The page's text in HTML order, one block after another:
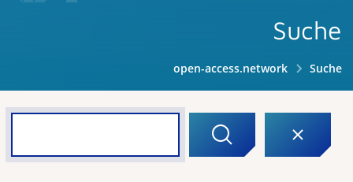
Suche
open-access.network Suche